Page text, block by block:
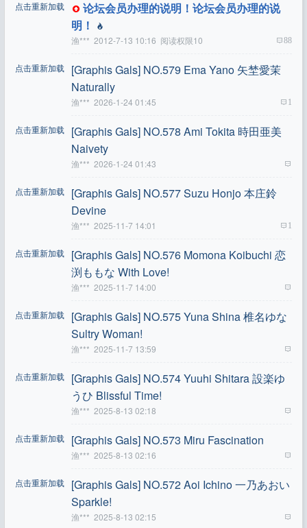
点击重新加载
论坛会员办理的说明！论坛会员办理的说
明！
渔*** 2012-7-13 10:16 阅读权限10 88
点击重新加载
[Graphis Gals] NO.579 Ema Yano 矢埜愛茉
Naturally
渔*** 2026-1-24 01:45 1
点击重新加载
[Graphis Gals] NO.578 Ami Tokita 時田亜美
Naivety
渔*** 2026-1-24 01:43
点击重新加载
[Graphis Gals] NO.577 Suzu Honjo 本庄鈴
Devine
渔*** 2025-11-7 14:01 1
点击重新加载
[Graphis Gals] NO.576 Momona Koibuchi 恋
渕ももな With Love!
渔*** 2025-11-7 14:00
点击重新加载
[Graphis Gals] NO.575 Yuna Shina 椎名ゆな
Sultry Woman!
渔*** 2025-11-7 13:59
点击重新加载
[Graphis Gals] NO.574 Yuuhi Shitara 設楽ゆ
うひ Blissful Time!
渔*** 2025-8-13 02:18
点击重新加载 [Graphis Gals] NO.573 Miru Fascination
渔*** 2025-8-13 02:16
点击重新加载
[Graphis Gals] NO.572 Aoi Ichino 一乃あおい
Sparkle!
渔*** 2025-8-13 02:15